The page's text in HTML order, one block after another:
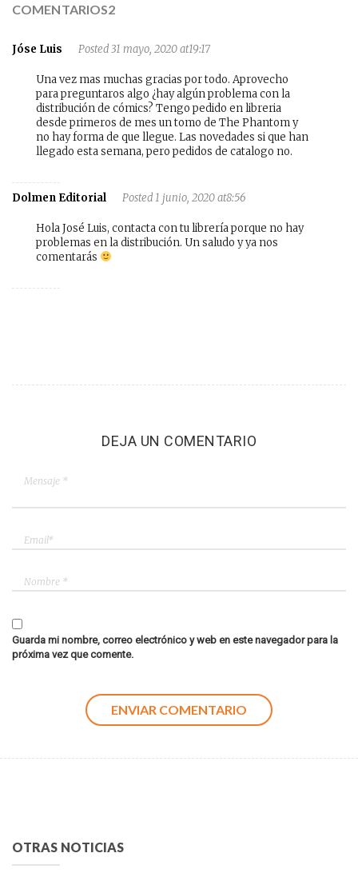
COMENTARIOS2
Jóse Luis Posted 31 mayo, 2020 at19:17
Una vez mas muchas gracias por todo. Aprovecho
para preguntaros algo ¿hay algún problema con la
distribución de cómics? Tengo pedido en libreria
desde primeros de mes un tomo de The Phantom y
no hay forma de que llegue. Las novedades si que han
llegado esta semana, pero pedidos de catalogo no.
Dolmen Editorial Posted 1 junio, 2020 at8:56
Hola José Luis, contacta con tu librería porque no hay
problemas en la distribución. Un saludo y ya nos
comentarás
DEJA UN COMENTARIO
Guarda mi nombre, correo electrónico y web en este navegador para la
próxima vez que comente.
OTRAS NOTICIAS